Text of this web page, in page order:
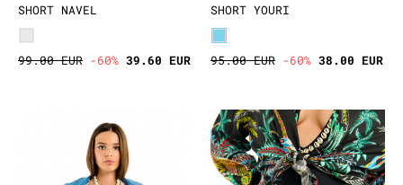
SHORT NAVEL
99.00 EUR -60% 39.60 EUR
SHORT YOURI
95.00 EUR -60% 38.00 EUR